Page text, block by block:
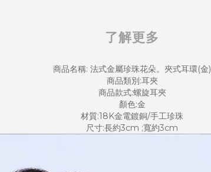
了解更多
商品名稱: 法式金屬珍珠花朵。夾式耳環(金)
商品類別:耳夾
商品款式:螺旋耳夾
顏色:金
材質:18K金電鍍銅/手工珍珠
尺寸:長約3cm ;寬約3cm